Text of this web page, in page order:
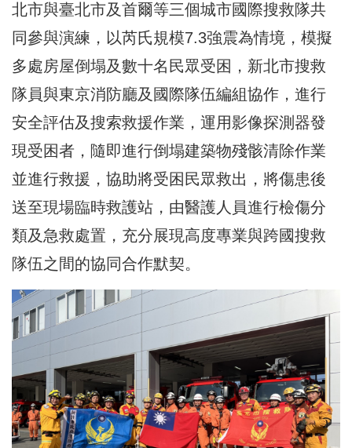
北市與臺北市及首爾等三個城市國際搜救隊共
同參與演練，以芮氏規模7.3強震為情境，模擬
多處房屋倒塌及數十名民眾受困，新北市搜救
隊員與東京消防廳及國際隊伍編組協作，進行
安全評估及搜索救援作業，運用影像探測器發
現受困者，隨即進行倒塌建築物殘骸清除作業
並進行救援，協助將受困民眾救出，將傷患後
送至現場臨時救護站，由醫護人員進行檢傷分
類及急救處置，充分展現高度專業與跨國搜救
隊伍之間的協同合作默契。